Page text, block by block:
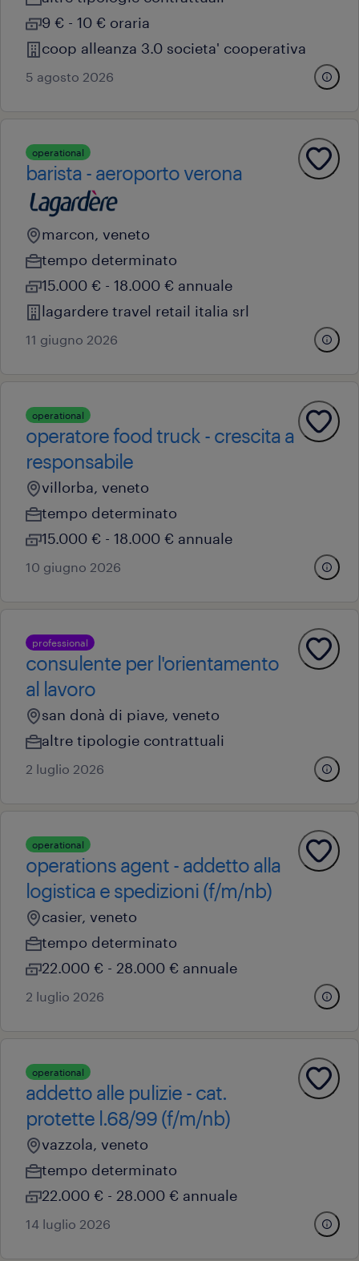
9 € - 10 € oraria
coop alleanza 3.0 societa' cooperativa
5 agosto 2026
operational
barista - aeroporto verona
marcon, veneto
tempo determinato
15.000 € - 18.000 € annuale
lagardere travel retail italia srl
11 giugno 2026
operational
operatore food truck - crescita a
responsabile
villorba, veneto
tempo determinato
15.000 € - 18.000 € annuale
10 giugno 2026
professional
consulente per l'orientamento
al lavoro
san donà di piave, veneto
altre tipologie contrattuali
2 luglio 2026
operational
operations agent - addetto alla
logistica e spedizioni (f/m/nb)
casier, veneto
tempo determinato
22.000 € - 28.000 € annuale
2 luglio 2026
operational
addetto alle pulizie - cat.
protette l.68/99 (f/m/nb)
vazzola, veneto
tempo determinato
22.000 € - 28.000 € annuale
14 luglio 2026